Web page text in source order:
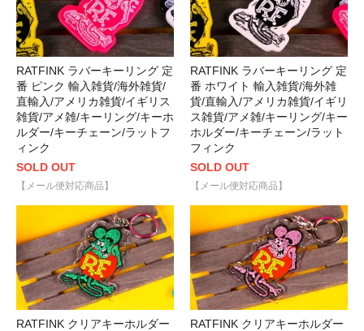
RATFINK ラバーキーリング 定
番 ピンク 輸入雑貨/海外雑貨/
直輸入/アメリカ雑貨/イギリス
雑貨/アメ雑/キーリング/キーホ
ルダー/キーチェーン/ラットフ
ィンク
SOLD OUT
【メール便対応商品】
RATFINK ラバーキーリング 定
番 ホワイト 輸入雑貨/海外雑
貨/直輸入/アメリカ雑貨/イギリ
ス雑貨/アメ雑/キーリング/キー
ホルダー/キーチェーン/ラット
フィンク
SOLD OUT
【メール便対応商品】
RATFINK クリアキーホルダー
RATFINK クリアキーホルダー